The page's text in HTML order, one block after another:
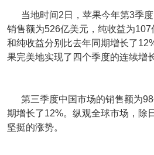
当地时间2日，苹果今年第3季度
销售额为526亿美元，纯收益为
和纯收益分别比去年同期增长了
果完美地实现了四个季度的连续增长
第三季度中国市场的销售额为98
期增长了12%。纵观全球市场，除
坚挺的涨势。